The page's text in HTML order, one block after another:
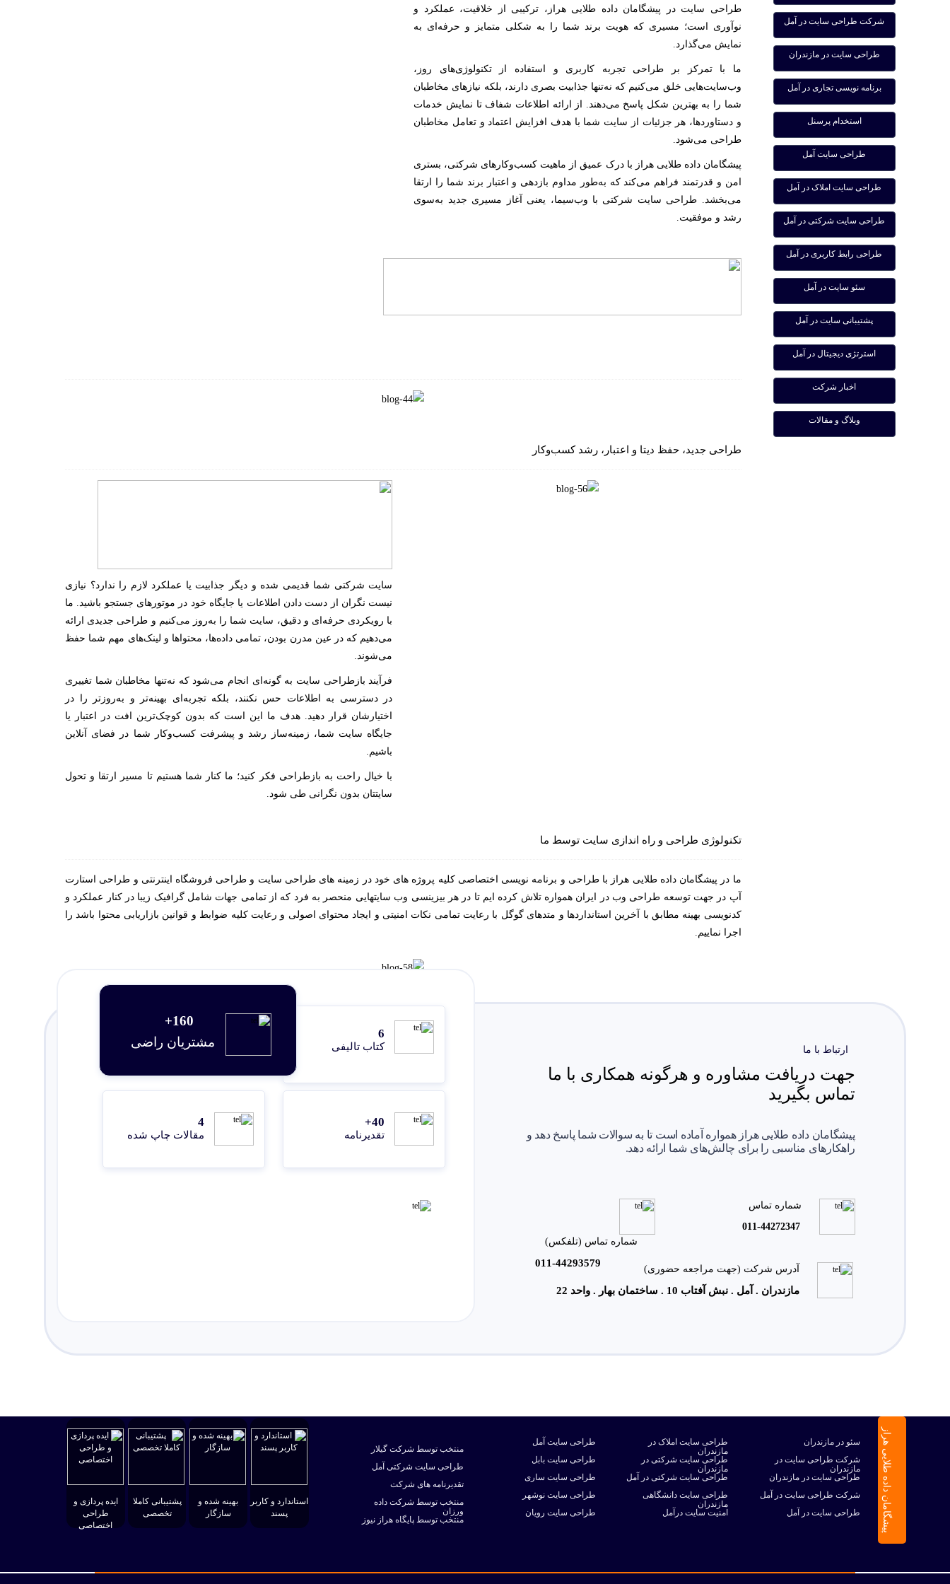
شرکت طراحی سایت در آمل
طراحی سایت در مازندران
برنامه نویسی تجاری در آمل
استخدام پرسنل
طراحی سایت آمل
طراحی سایت املاک در آمل
طراحی سایت شرکتی در آمل
طراحی رابط کاربری در آمل
سئو سایت در آمل
پشتیبانی سایت در آمل
استرتژی دیجیتال در آمل
اخبار شرکت
وبلاگ و مقالات
طراحی سایت در پیشگامان داده طلایی هراز، ترکیبی از خلاقیت، عملکرد و
نوآوری است؛ مسیری که هویت برند شما را به شکلی متمایز و حرفه‌ای به
نمایش می‌گذارد.
ما با تمرکز بر طراحی تجربه کاربری و استفاده از تکنولوژی‌های روز،
وب‌سایت‌هایی خلق می‌کنیم که نه‌تنها جذابیت بصری دارند، بلکه نیازهای مخاطبان
شما را به بهترین شکل پاسخ می‌دهند. از ارائه اطلاعات شفاف تا نمایش خدمات
و دستاوردها، هر جزئیات از سایت شما با هدف افزایش اعتماد و تعامل مخاطبان
طراحی می‌شود.
پیشگامان داده طلایی هراز با درک عمیق از ماهیت کسب‌وکارهای شرکتی، بستری
امن و قدرتمند فراهم می‌کند که به‌طور مداوم بازدهی و اعتبار برند شما را ارتقا
می‌بخشد. طراحی سایت شرکتی با وب‌سیما، یعنی آغاز مسیری جدید به‌سوی
رشد و موفقیت.
طراحی جدید، حفظ دیتا و اعتبار، رشد کسب‌وکار
سایت شرکتی شما قدیمی شده و دیگر جذابیت یا عملکرد لازم را ندارد؟ نیازی
نیست نگران از دست دادن اطلاعات یا جایگاه خود در موتورهای جستجو باشید. ما
با رویکردی حرفه‌ای و دقیق، سایت شما را به‌روز می‌کنیم و طراحی جدیدی ارائه
می‌دهیم که در عین مدرن‌ بودن، تمامی داده‌ها، محتواها و لینک‌های مهم شما حفظ
می‌شوند.
فرآیند بازطراحی سایت به گونه‌ای انجام می‌شود که نه‌تنها مخاطبان شما تغییری
در دسترسی به اطلاعات حس نکنند، بلکه تجربه‌ای بهینه‌تر و به‌روزتر را در
اختیارشان قرار دهید. هدف ما این است که بدون کوچک‌ترین افت در اعتبار یا
جایگاه سایت شما، زمینه‌ساز رشد و پیشرفت کسب‌وکار شما در فضای آنلاین
باشیم.
با خیال راحت به بازطراحی فکر کنید؛ ما کنار شما هستیم تا مسیر ارتقا و تحول
سایتتان بدون نگرانی طی شود.
تکنولوژی طراحی و راه اندازی سایت توسط ما
ما در پیشگامان داده طلایی هراز با طراحی و برنامه نویسی اختصاصی کلیه پروژه های خود در زمینه های طراحی سایت و طراحی فروشگاه اینترنتی و طراحی استارت
آپ در جهت توسعه طراحی وب در ایران همواره تلاش کرده ایم تا در هر بیزینسی وب سایتهایی منحصر به فرد که از تمامی جهات شامل گرافیک زیبا در کنار عملکرد و
کدنویسی بهینه مطابق با آخرین استانداردها و متدهای گوگل با رعایت تمامی نکات امنیتی و ایجاد محتوای اصولی و رعایت کلیه ضوابط و قوانین بازاریابی محتوا باشد را
اجرا نماییم.
ارتباط با ما
جهت دریافت مشاوره و هرگونه همکاری با ما
تماس بگیرید
پیشگامان داده طلایی هراز همواره آماده است تا به سوالات شما پاسخ دهد و
راهکارهای مناسبی را برای چالش‌های شما ارائه دهد.
شماره تماس
011-44272347
شماره تماس (تلفکس)
011-44293579
آدرس شرکت (جهت مراجعه حضوری)
مازندران . آمل . نبش آفتاب 10 . ساختمان بهار . واحد 22
6
کتاب تالیفی
160+
مشتریان راضی
40+
تقدیرنامه
4
مقالات چاپ شده
پیشگامان داده طلایی هراز
سئو در مازندران
شرکت طراحی سایت در
مازندران
طراحی سایت در مازندران
شرکت طراحی سایت در آمل
طراحی سایت در آمل
طراحی سایت املاک در
مازندران
طراحی سایت شرکتی در
مازندران
طراحی سایت شرکتی در آمل
طراحی سایت دانشگاهی
مازندران
امنیت سایت درآمل
طراحی سایت آمل
طراحی سایت بابل
طراحی سایت ساری
طراحی سایت نوشهر
طراحی سایت رویان
منتخب توسط شرکت گیلار
طراحی سایت شرکتی آمل
تقدیرنامه های شرکت
منتخب توسط شرکت داده
ورزان
منتخب توسط پایگاه هراز نیوز
استاندارد و کاربر
پسند
بهینه شده و
سازگار
پشتیبانی کاملا
تخصصی
ایده پردازی و
طراحی
اختصاصی